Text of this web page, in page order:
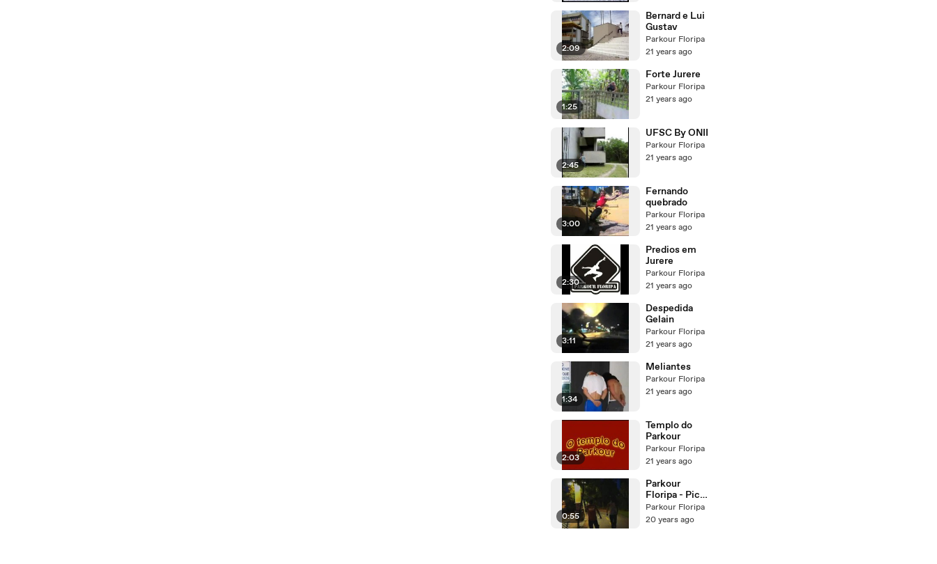
2:09
Bernard e Lui
Gustav
Parkour Floripa
21 years ago
1:25
Forte Jurere
Parkour Floripa
21 years ago
2:45
UFSC By ONII
Parkour Floripa
21 years ago
3:00
Fernando
quebrado
Parkour Floripa
21 years ago
2:30
Predios em
Jurere
Parkour Floripa
21 years ago
3:11
Despedida
Gelain
Parkour Floripa
21 years ago
1:34
Meliantes
Parkour Floripa
21 years ago
2:03
Templo do
Parkour
Parkour Floripa
21 years ago
0:55
Parkour
Floripa - Pico
Playboyzado
Parkour Floripa
20 years ago